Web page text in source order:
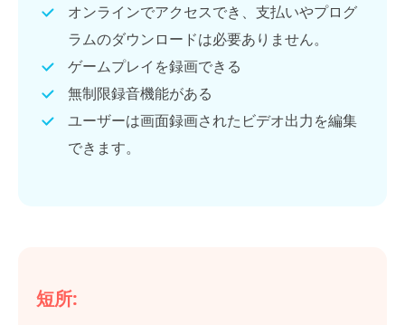
オンラインでアクセスでき、支払いやプログ
ラムのダウンロードは必要ありません。
ゲームプレイを録画できる
無制限録音機能がある
ユーザーは画面録画されたビデオ出力を編集
できます。
短所: